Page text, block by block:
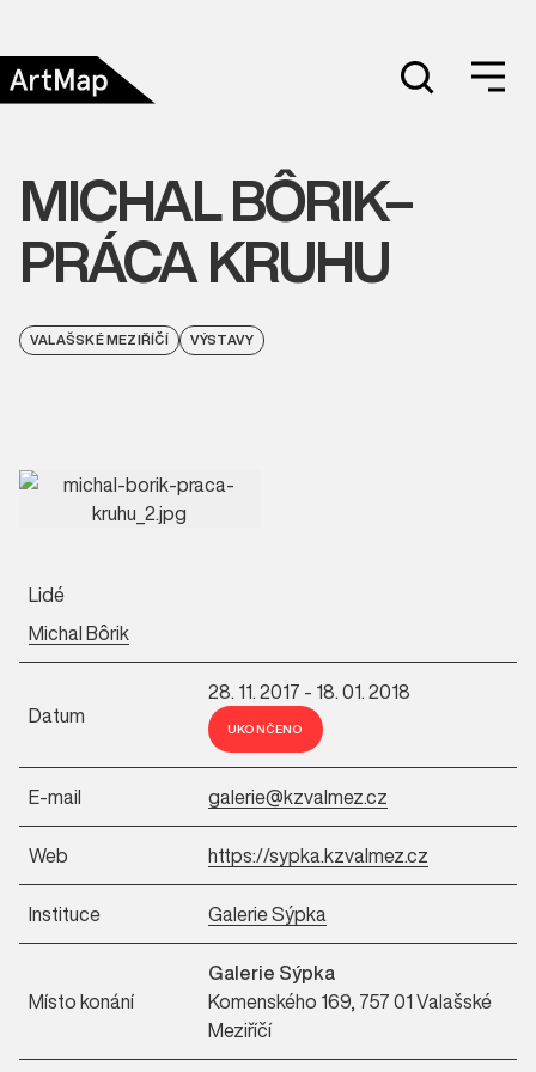
MICHAL BÔRIK–
PRÁCA KRUHU
VALAŠSKÉ MEZIŘÍČÍ VÝSTAVY
Lidé
Michal Bôrik
Datum
28. 11. 2017 - 18. 01. 2018
UKONČENO
E-mail galerie@kzvalmez.cz
Web https://sypka.kzvalmez.cz
Instituce Galerie Sýpka
Místo konání
Galerie Sýpka
Komenského 169, 757 01 Valašské
Meziříčí